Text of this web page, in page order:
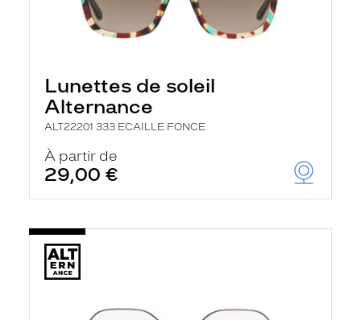
Lunettes de soleil
Alternance
ALT22201 333 ECAILLE FONCE
À partir de
29,00 €